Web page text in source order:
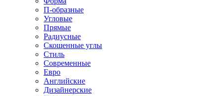
П-образные
Угловые
Прямые
Радиусные
Скошенные углы
Стиль
Современные
Евро
Английские
Дизайнерские